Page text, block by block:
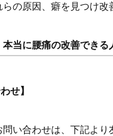
らの原因、癖を見つけ改
当に腰痛の改善できる
せ】
問い合わせは、下記より